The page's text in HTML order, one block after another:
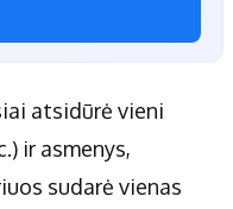
atsidūrė vieni
ir asmenys,
sudarė vienas